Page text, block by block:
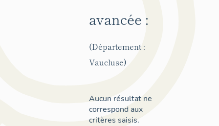
avancée :
(Département :
Vaucluse)
Aucun résultat ne
correspond aux
critères saisis.